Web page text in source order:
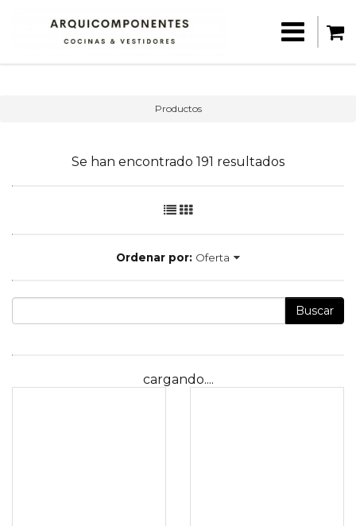
Productos
Se han encontrado 191 resultados
Ordenar por: Oferta
Buscar
cargando....